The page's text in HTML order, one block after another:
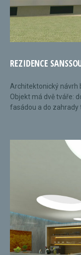
REZIDENCE
Architektonický návrh
Objekt má dvě tváře:
fasádou a do zahrady